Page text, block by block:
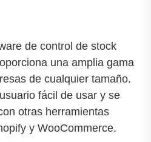
de control de stock
una amplia gama
de cualquier tamaño.
fácil de usar y se
otras herramientas
y WooCommerce.